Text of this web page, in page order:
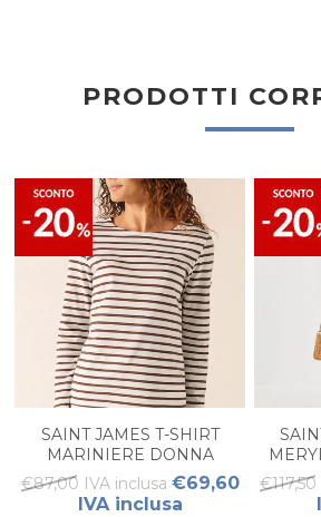
PRODOTTI
SAINT JAMES T-SHIRT
MARINIERE DONNA
€87,00 IVA inclusa €69,60
IVA inclusa